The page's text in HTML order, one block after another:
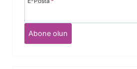
Abone olun